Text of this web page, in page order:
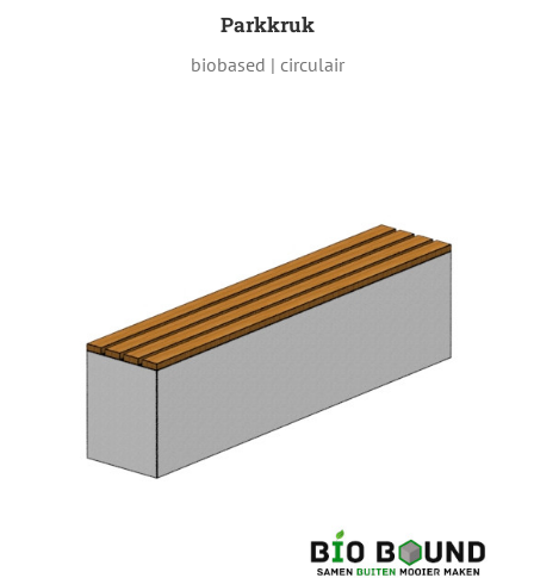
Parkkruk
biobased | circulair